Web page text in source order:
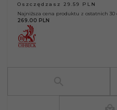
Oszczędzasz 29.59 PLN
Najniższa cena produktu z ostatnich 30
269.00 PLN